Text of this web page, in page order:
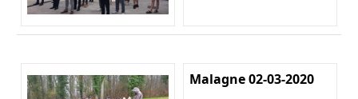
Malagne 02-03-2020